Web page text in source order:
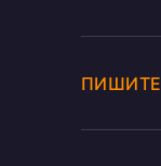
ПИШИТЕ